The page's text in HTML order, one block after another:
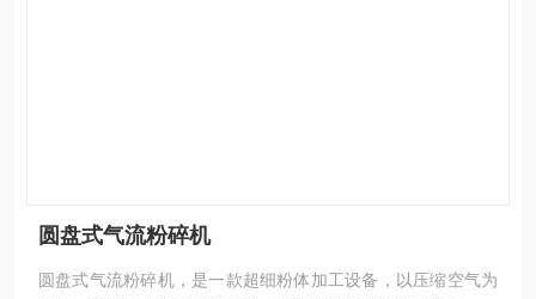
圆盘式气流粉碎机
圆盘式气流粉碎机，是一款超细粉体加工设备，以压缩空气为